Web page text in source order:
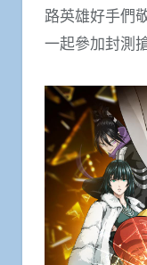
路英雄好手們
一起參加封測